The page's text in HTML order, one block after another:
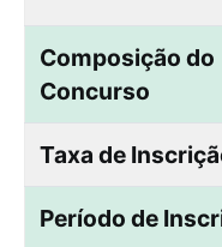
Composição do
Concurso
Taxa de
Período de